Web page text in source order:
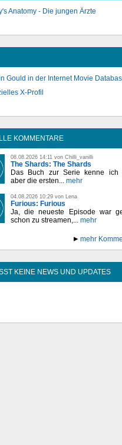
Anatomy - Die jungen Ärzte
Gould in der Internet Movie
X-Profil
KOMMENTARE
08.08.2026 14:11 von Chilli_vanilli
The Shards: The Shards
Das Buch zur Serie kenne ich
aber die ersten... mehr
04.08.2026 10:29 von Lena
Furious: Furious
Ja, die neueste Episode war
schon zu streamen,... mehr
mehr
KEINE NEWS UND UPDATES